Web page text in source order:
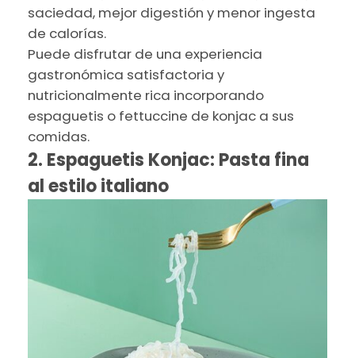
saciedad, mejor digestión y menor ingesta
de calorías.
Puede disfrutar de una experiencia
gastronómica satisfactoria y
nutricionalmente rica incorporando
espaguetis o fettuccine de konjac a sus
comidas.
2. Espaguetis Konjac: Pasta fina
al estilo italiano